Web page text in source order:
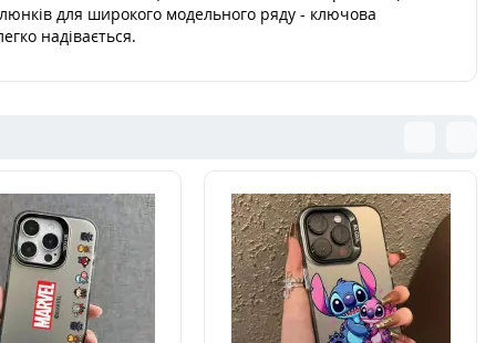
для широкого модельного ряду - ключова
надівається.